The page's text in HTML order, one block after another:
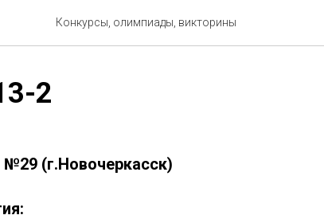
Конкурсы, олимпиады, викторины
2
(г.Новочеркасск)